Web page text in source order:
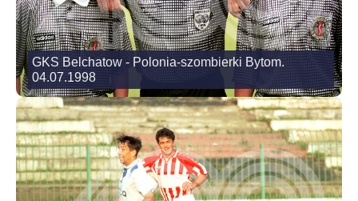
GKS Belchatow - Polonia-szombierki Bytom.
04.07.1998